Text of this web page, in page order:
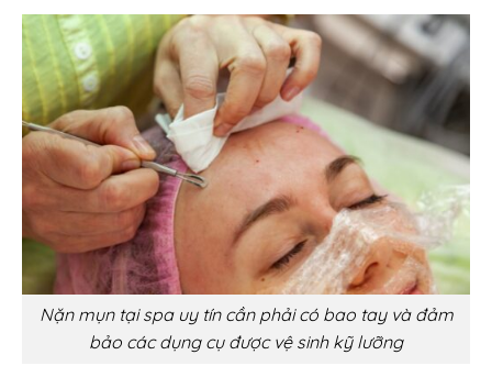
Nặn mụn tại spa uy tín cần phải có bao tay và đảm
bảo các dụng cụ được vệ sinh kỹ lưỡng